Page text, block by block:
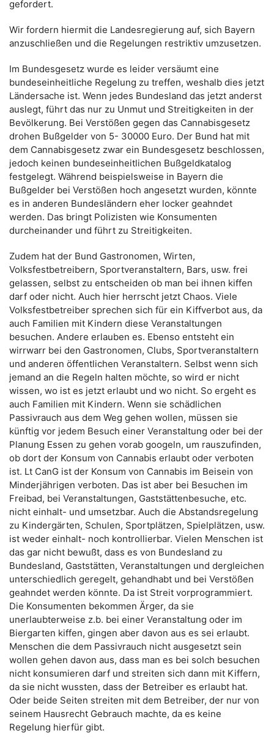
gefordert.
Wir fordern hiermit die Landesregierung auf, sich Bayern
anzuschließen und die Regelungen restriktiv umzusetzen.
Im Bundesgesetz wurde es leider versäumt eine
bundeseinheitliche Regelung zu treffen, weshalb dies jetzt
Ländersache ist. Wenn jedes Bundesland das jetzt anderst
auslegt, führt das nur zu Unmut und Streitigkeiten in der
Bevölkerung. Bei Verstößen gegen das Cannabisgesetz
drohen Bußgelder von 5- 30000 Euro. Der Bund hat mit
dem Cannabisgesetz zwar ein Bundesgesetz beschlossen,
jedoch keinen bundeseinheitlichen Bußgeldkatalog
festgelegt. Während beispielsweise in Bayern die
Bußgelder bei Verstößen hoch angesetzt wurden, könnte
es in anderen Bundesländern eher locker geahndet
werden. Das bringt Polizisten wie Konsumenten
durcheinander und führt zu Streitigkeiten.
Zudem hat der Bund Gastronomen, Wirten,
Volksfestbetreibern, Sportveranstaltern, Bars, usw. frei
gelassen, selbst zu entscheiden ob man bei ihnen kiffen
darf oder nicht. Auch hier herrscht jetzt Chaos. Viele
Volksfestbetreiber sprechen sich für ein Kiffverbot aus, da
auch Familien mit Kindern diese Veranstaltungen
besuchen. Andere erlauben es. Ebenso entsteht ein
wirrwarr bei den Gastronomen, Clubs, Sportveranstaltern
und anderen öffentlichen Veranstaltern. Selbst wenn sich
jemand an die Regeln halten möchte, so wird er nicht
wissen, wo ist es jetzt erlaubt und wo nicht. So ergeht es
auch Familien mit Kindern. Wenn sie schädlichen
Passivrauch aus dem Weg gehen wollen, müssen sie
künftig vor jedem Besuch einer Veranstaltung oder bei der
Planung Essen zu gehen vorab googeln, um rauszufinden,
ob dort der Konsum von Cannabis erlaubt oder verboten
ist. Lt CanG ist der Konsum von Cannabis im Beisein von
Minderjährigen verboten. Das ist aber bei Besuchen im
Freibad, bei Veranstaltungen, Gaststättenbesuche, etc.
nicht einhalt- und umsetzbar. Auch die Abstandsregelung
zu Kindergärten, Schulen, Sportplätzen, Spielplätzen, usw.
ist weder einhalt- noch kontrollierbar. Vielen Menschen ist
das gar nicht bewußt, dass es von Bundesland zu
Bundesland, Gaststätten, Veranstaltungen und dergleichen
unterschiedlich geregelt, gehandhabt und bei Verstößen
geahndet werden könnte. Da ist Streit vorprogrammiert.
Die Konsumenten bekommen Ärger, da sie
unerlaubterweise z.b. bei einer Veranstaltung oder im
Biergarten kiffen, gingen aber davon aus es sei erlaubt.
Menschen die dem Passivrauch nicht ausgesetzt sein
wollen gehen davon aus, dass man es bei solch besuchen
nicht konsumieren darf und streiten sich dann mit Kiffern,
da sie nicht wussten, dass der Betreiber es erlaubt hat.
Oder beide Seiten streiten mit dem Betreiber, der nur von
seinem Hausrecht Gebrauch machte, da es keine
Regelung hierfür gibt.